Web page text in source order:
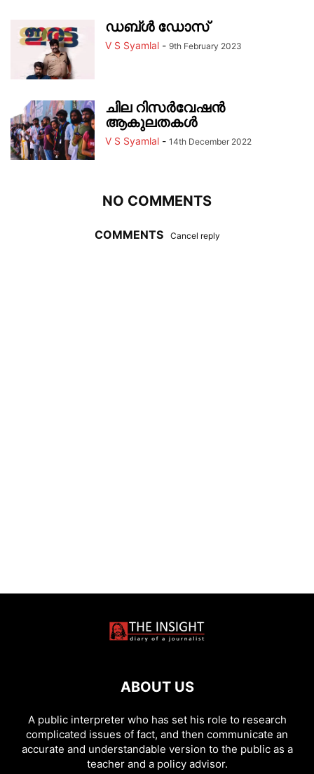
ഡബ്ൾ ഡോസ്
V S Syamlal - 9th February 2023
ചില റിസർവേഷൻ
ആകുലതകൾ
V S Syamlal - 14th December 2022
NO COMMENTS
COMMENTS Cancel reply
ABOUT US
A public interpreter who has set his role to research
complicated issues of fact, and then communicate an
accurate and understandable version to the public as a
teacher and a policy advisor.